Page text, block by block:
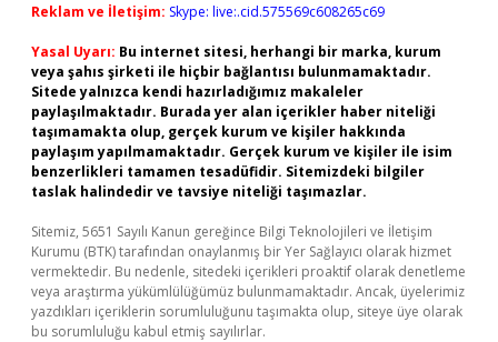
Reklam ve İletişim: Skype: live:.cid.575569c608265c69
Yasal Uyarı: Bu internet sitesi, herhangi bir marka, kurum
veya şahıs şirketi ile hiçbir bağlantısı bulunmamaktadır.
Sitede yalnızca kendi hazırladığımız makaleler
paylaşılmaktadır. Burada yer alan içerikler haber niteliği
taşımamakta olup, gerçek kurum ve kişiler hakkında
paylaşım yapılmamaktadır. Gerçek kurum ve kişiler ile isim
benzerlikleri tamamen tesadüfidir. Sitemizdeki bilgiler
taslak halindedir ve tavsiye niteliği taşımazlar.
Sitemiz, 5651 Sayılı Kanun gereğince Bilgi Teknolojileri ve İletişim
Kurumu (BTK) tarafından onaylanmış bir Yer Sağlayıcı olarak hizmet
vermektedir. Bu nedenle, sitedeki içerikleri proaktif olarak denetleme
veya araştırma yükümlülüğümüz bulunmamaktadır. Ancak, üyelerimiz
yazdıkları içeriklerin sorumluluğunu taşımakta olup, siteye üye olarak
bu sorumluluğu kabul etmiş sayılırlar.